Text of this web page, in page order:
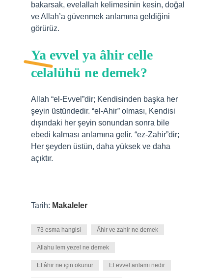
bakarsak, evelallah kelimesinin kesin, doğal
ve Allah’a güvenmek anlamına geldiğini
görürüz.
Ya evvel ya âhir celle
celalühü ne demek?
Allah “el-Evvel”dir; Kendisinden başka her
şeyin üstündedir. “el-Ahir” olması, Kendisi
dışındaki her şeyin sonundan sonra bile
ebedi kalması anlamına gelir. “ez-Zahir”dir;
Her şeyden üstün, daha yüksek ve daha
açıktır.
Tarih: Makaleler
73 esma hangisi Âhir ve zahir ne demek
Allahu lem yezel ne demek
El âhir ne için okunur El evvel anlamı nedir